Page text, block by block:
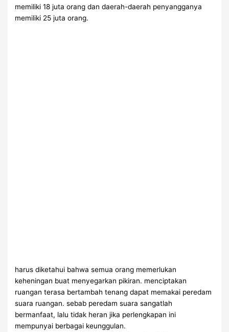
memiliki 18 juta orang dan daerah-daerah penyangganya
memiliki 25 juta orang.
harus diketahui bahwa semua orang memerlukan
keheningan buat menyegarkan pikiran. menciptakan
ruangan terasa bertambah tenang dapat memakai peredam
suara ruangan. sebab peredam suara sangatlah
bermanfaat, lalu tidak heran jika perlengkapan ini
mempunyai berbagai keunggulan.